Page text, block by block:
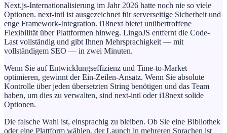
Next.js-Internationalisierung im Jahr 2026 hatte noch nie so viele
Optionen. next-intl ist ausgezeichnet für serverseitige Sicherheit und
enge Framework-Integration. i18next bietet unübertroffene
Flexibilität über Plattformen hinweg. LingoJS entfernt die Code-
Last vollständig und gibt Ihnen Mehrsprachigkeit — mit
vollständigem SEO — in zwei Minuten.
Wenn Sie auf Entwicklungseffizienz und Time-to-Market
optimieren, gewinnt der Ein-Zeilen-Ansatz. Wenn Sie absolute
Kontrolle über jeden übersetzten String benötigen und das Team
haben, um dies zu verwalten, sind next-intl oder i18next solide
Optionen.
Die falsche Wahl ist, einsprachig zu bleiben. Ob Sie eine Bibliothek
oder eine Plattform wählen, der Launch in mehreren Sprachen ist